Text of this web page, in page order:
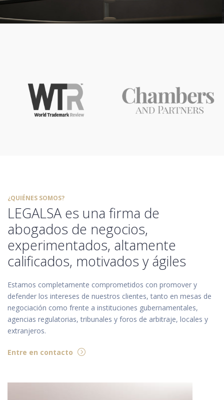
¿QUIÉNES SOMOS?
LEGALSA es una firma de
abogados de negocios,
experimentados, altamente
calificados, motivados y ágiles
Estamos completamente comprometidos con promover y
defender los intereses de nuestros clientes, tanto en mesas de
negociación como frente a instituciones gubernamentales,
agencias regulatorias, tribunales y foros de arbitraje, locales y
extranjeros.
Entre en contacto